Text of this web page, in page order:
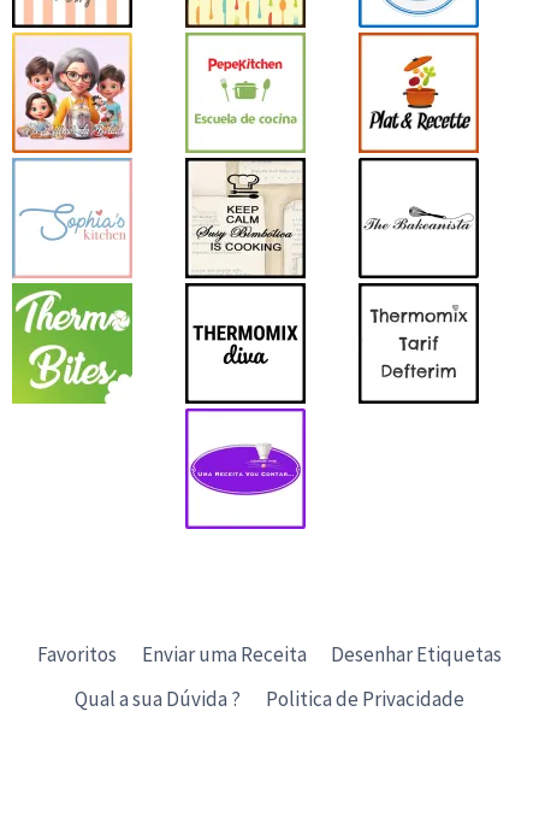
Favoritos Enviar uma Receita
Desenhar Etiquetas
Qual a sua Dúvida ?
Politica de Privacidade